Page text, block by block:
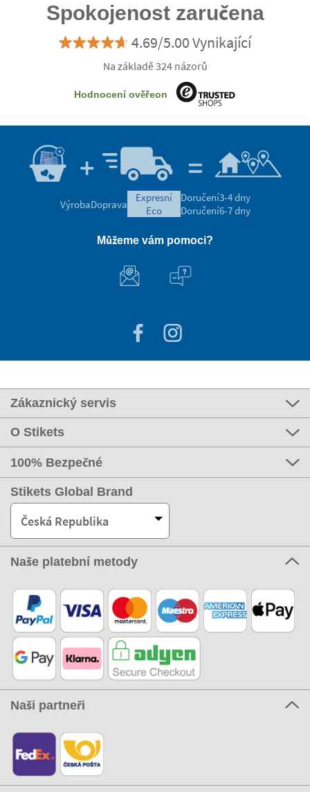
Spokojenost zaručena
4.69/5.00 Vynikající
Na základě 324 názorů
Hodnocení ověřeon
VýrobaDoprava
expresní
eco
Doručení3-4 dny
Doručení6-7 dny
Můžeme vám pomoci?
Zákaznický servis
O Stikets
100% Bezpečné
Stikets Global Brand
Česká Republika
Naše platební metody
Naši partneři